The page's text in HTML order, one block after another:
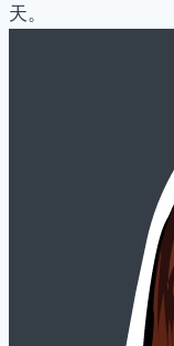
天。